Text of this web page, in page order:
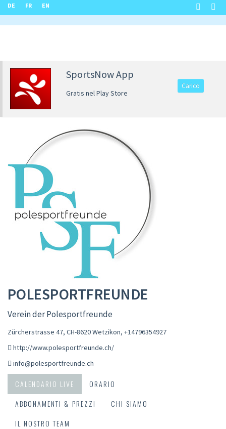
DE FR EN
SportsNow App
Gratis nel Play Store
Carico
POLESPORTFREUNDE
Verein der Polesportfreunde
Zürcherstrasse 47, CH-8620 Wetzikon, +14796354927
http://www.polesportfreunde.ch/
info@polesportfreunde.ch
CALENDARIO LIVE
ORARIO
ABBONAMENTI & PREZZI
CHI SIAMO
IL NOSTRO TEAM